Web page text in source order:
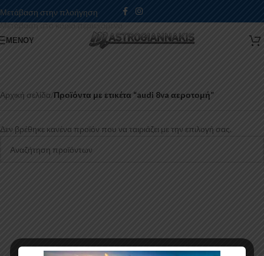
Μετάβαση στην πλοήγηση
Μετάβαση στο κύριο περιεχόμενο
ΜΕΝΟΎ
Αρχική σελίδα/Προϊόντα με ετικέτα “audi 8va αεροτομή”
Δεν βρέθηκε κανένα προϊόν που να ταιριάζει με την επιλογή σας.